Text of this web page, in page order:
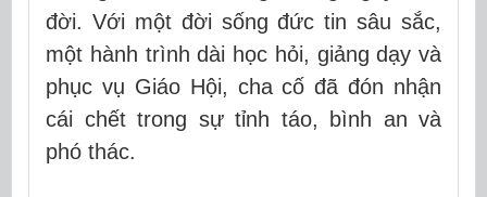
đời. Với một đời sống đức tin sâu sắc,
một hành trình dài học hỏi, giảng dạy và
phục vụ Giáo Hội, cha cố đã đón nhận
cái chết trong sự tỉnh táo, bình an và
phó thác.